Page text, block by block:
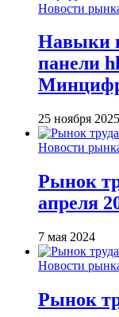
Новости
Навыки
панели
25 ноября 2025
Новости
Рынок
апреля
7 мая 2024
Новости
Рынок